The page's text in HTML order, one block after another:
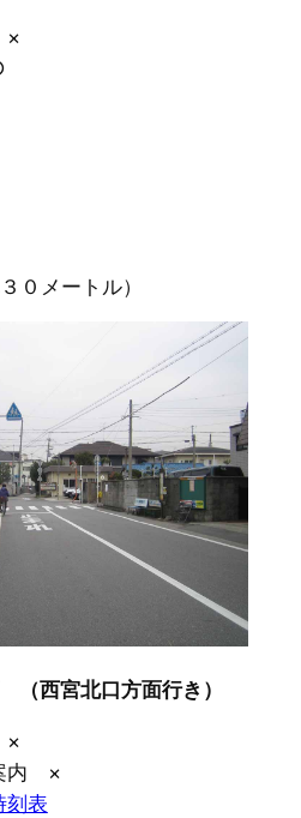
×
０メートル）
西宮北口方面行き）
×
内 ×
刻表